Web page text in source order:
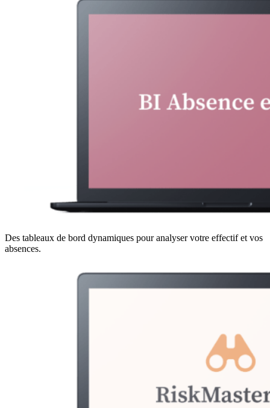
Des tableaux de bord dynamiques pour analyser votre effectif et vos
absences.